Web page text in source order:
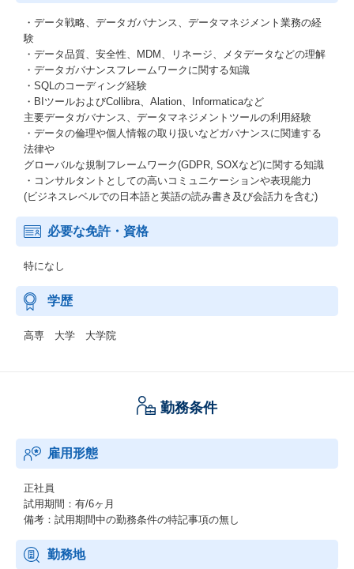
・データ戦略、データガバナンス、データマネジメント業務の経
験
・データ品質、安全性、MDM、リネージ、メタデータなどの理解
・データガバナンスフレームワークに関する知識
・SQLのコーディング経験
・BIツールおよびCollibra、Alation、Informaticaなど
主要データガバナンス、データマネジメントツールの利用経験
・データの倫理や個人情報の取り扱いなどガバナンスに関連する
法律や
グローバルな規制フレームワーク(GDPR, SOXなど)に関する知識
・コンサルタントとしての高いコミュニケーションや表現能力
(ビジネスレベルでの日本語と英語の読み書き及び会話力を含む)
必要な免許・資格
特になし
学歴
高専 大学 大学院
勤務条件
雇用形態
正社員
試用期間：有/6ヶ月
備考：試用期間中の勤務条件の特記事項の無し
勤務地